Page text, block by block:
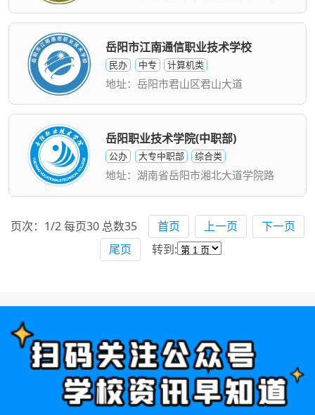
岳阳市江南通信职业技术学校
民办 中专 计算机类
地址：岳阳市君山区君山大道
岳阳职业技术学院(中职部)
公办 大专中职部 综合类
地址：湖南省岳阳市湘北大道学院路
页次：1/2 每页30 总数35 首页 上一页
下一页
尾页
转到: